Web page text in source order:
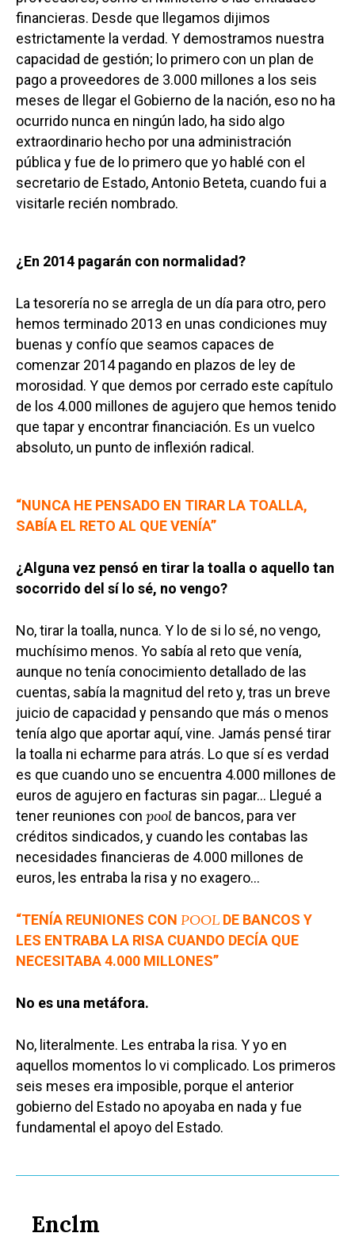
financieras. Desde que llegamos dijimos
estrictamente la verdad. Y demostramos nuestra
capacidad de gestión; lo primero con un plan de
pago a proveedores de 3.000 millones a los seis
meses de llegar el Gobierno de la nación, eso no ha
ocurrido nunca en ningún lado, ha sido algo
extraordinario hecho por una administración
pública y fue de lo primero que yo hablé con el
secretario de Estado, Antonio Beteta, cuando fui a
visitarle recién nombrado.
¿En 2014 pagarán con normalidad?
La tesorería no se arregla de un día para otro, pero
hemos terminado 2013 en unas condiciones muy
buenas y confío que seamos capaces de
comenzar 2014 pagando en plazos de ley de
morosidad. Y que demos por cerrado este capítulo
de los 4.000 millones de agujero que hemos tenido
que tapar y encontrar financiación. Es un vuelco
absoluto, un punto de inflexión radical.
“NUNCA HE PENSADO EN TIRAR LA TOALLA,
SABÍA EL RETO AL QUE VENÍA”
¿Alguna vez pensó en tirar la toalla o aquello tan
socorrido del sí lo sé, no vengo?
No, tirar la toalla, nunca. Y lo de si lo sé, no vengo,
muchísimo menos. Yo sabía al reto que venía,
aunque no tenía conocimiento detallado de las
cuentas, sabía la magnitud del reto y, tras un breve
juicio de capacidad y pensando que más o menos
tenía algo que aportar aquí, vine. Jamás pensé tirar
la toalla ni echarme para atrás. Lo que sí es verdad
es que cuando uno se encuentra 4.000 millones de
euros de agujero en facturas sin pagar… Llegué a
tener reuniones con pool de bancos, para ver
créditos sindicados, y cuando les contabas las
necesidades financieras de 4.000 millones de
euros, les entraba la risa y no exagero…
“TENÍA REUNIONES CON POOL DE BANCOS Y
LES ENTRABA LA RISA CUANDO DECÍA QUE
NECESITABA 4.000 MILLONES”
No es una metáfora.
No, literalmente. Les entraba la risa. Y yo en
aquellos momentos lo vi complicado. Los primeros
seis meses era imposible, porque el anterior
gobierno del Estado no apoyaba en nada y fue
fundamental el apoyo del Estado.
Enclm